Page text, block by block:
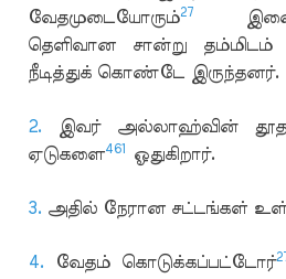
வேதமுடையோரும்27
இணை
தெளிவான சான்று
நீடித்துக் கொண்டே இருந்தனர்.
2.
இவர் அல்லாஹ்வின்
ஏடுகளை461 ஓதுகிறார்.
3. அதில் நேரான சட்டங்கள்
4. வேதம் கொடுக்கப்பட்டோர்